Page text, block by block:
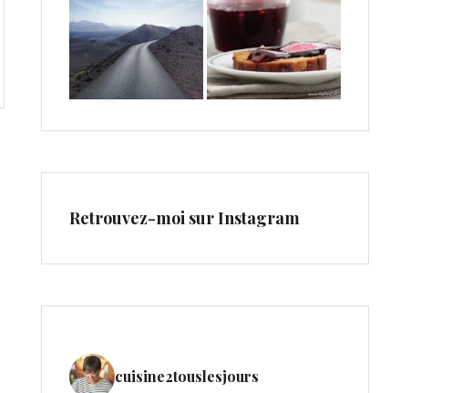
Retrouvez-moi sur Instagram
cuisine2touslesjours